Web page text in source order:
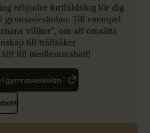
erbjuder fortbildning för dig
gymnasieskolan. Till exempel
villkor", om att omsätta
till träffsäker
till medlemsrabatt!
i gymnasieskolan